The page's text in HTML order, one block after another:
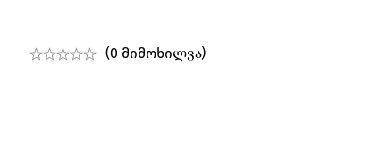
(0 მიმოხილვა)